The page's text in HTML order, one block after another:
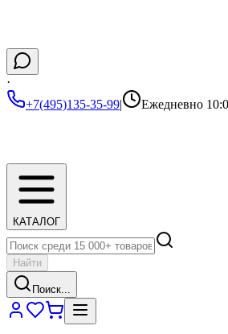
·
+7(495)135-35-99| Ежедневно
КАТАЛОГ
Найти
Поиск...